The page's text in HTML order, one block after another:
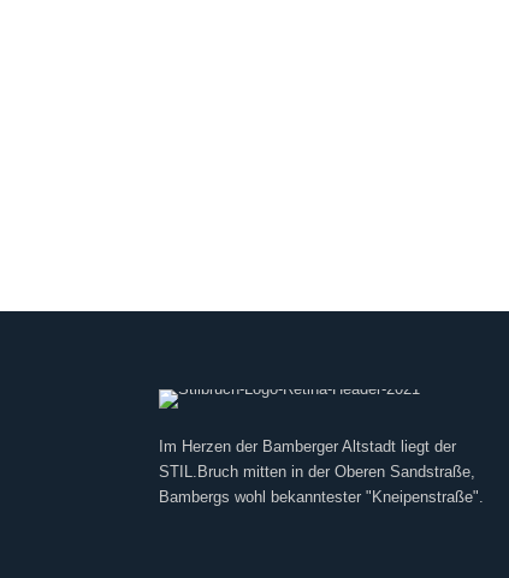
Im Herzen der Bamberger Altstadt liegt der
STIL.Bruch mitten in der Oberen Sandstraße,
Bambergs wohl bekanntester "Kneipenstraße".